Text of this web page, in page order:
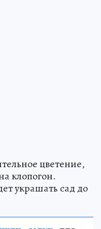
цветение,
клопогон.
украшать сад до